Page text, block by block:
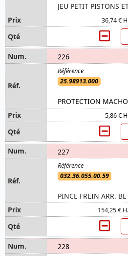
JEU PETIT PISTONS
36,74 €
226
25.98913.000
PROTECTION
5,86 €
227
032.36.055.00.59
PINCE FREIN ARR.
154,25 €
228